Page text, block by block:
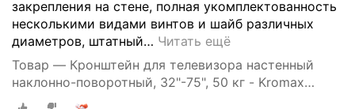
закрепления на стене, полная укомплектованность
несколькими видами винтов и шайб различных
диаметров, штатный… Читать ещё
Товар — Кронштейн для телевизора настенный
наклонно-поворотный, 32"-75", 50 кг - Kromax
ATLANTIS-80